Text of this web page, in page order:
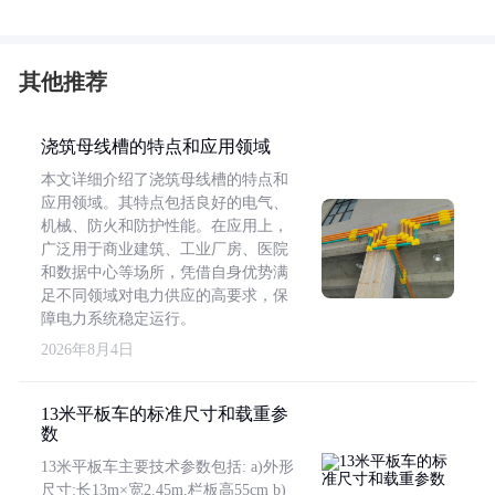
其他推荐
浇筑母线槽的特点和应用领域
本文详细介绍了浇筑母线槽的特点和
应用领域。其特点包括良好的电气、
机械、防火和防护性能。在应用上，
广泛用于商业建筑、工业厂房、医院
和数据中心等场所，凭借自身优势满
足不同领域对电力供应的高要求，保
障电力系统稳定运行。
2026年8月4日
13米平板车的标准尺寸和载重参
数
13米平板车主要技术参数包括: a)外形
尺寸:长13m×宽2.45m,栏板高55cm b)